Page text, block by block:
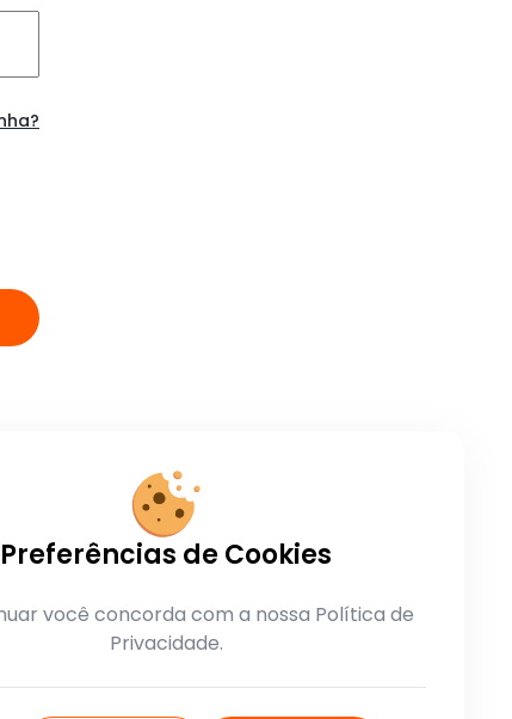
Preferências de Cookies
você concorda com a nossa Política de
Privacidade.